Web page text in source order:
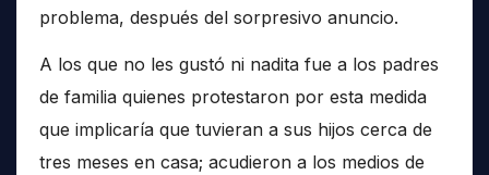
problema, después del sorpresivo anuncio.
A los que no les gustó ni nadita fue a los padres
de familia quienes protestaron por esta medida
que implicaría que tuvieran a sus hijos cerca de
tres meses en casa; acudieron a los medios de